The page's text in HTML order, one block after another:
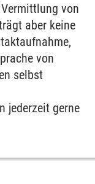
von
aber keine
von
selbst
jederzeit gerne